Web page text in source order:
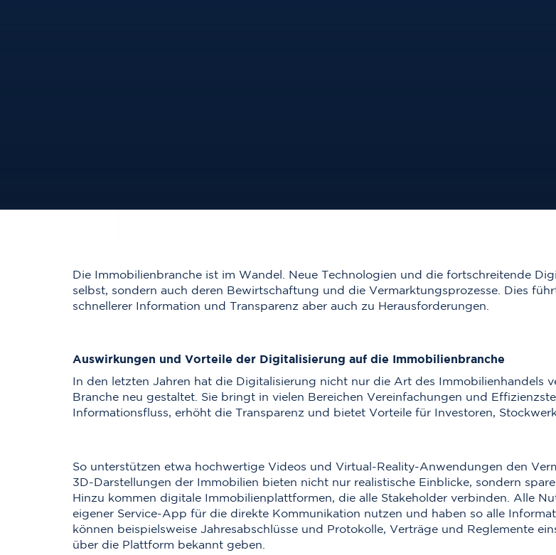
Die Immobilienbranche ist im Wandel. Neue Technologien und die fortschreitende
selbst, sondern auch deren Bewirtschaftung und die Vermarktungsprozesse. Dies
schnellerer Information und Transparenz aber auch zu Herausforderungen.
Auswirkungen und Vorteile der Digitalisierung auf die Immobilienbranche
In den letzten Jahren hat die Digitalisierung nicht nur die Art des Immobilienhandels
Branche neu gestaltet. Sie bringt in vielen Bereichen Vereinfachungen und
Informationsfluss, erhöht die Transparenz und bietet Vorteile für Investoren,
So unterstützen etwa hochwertige Videos und Virtual-Reality-Anwendungen den
3D-Darstellungen der Immobilien bieten nicht nur realistische Einblicke, sondern
Hinzu kommen digitale Immobilienplattformen, die alle Stakeholder verbinden. Alle
eigener Service-App für die direkte Kommunikation nutzen und haben so alle
können beispielsweise Jahresabschlüsse und Protokolle, Verträge und Reglemente
über die Plattform bekannt geben.